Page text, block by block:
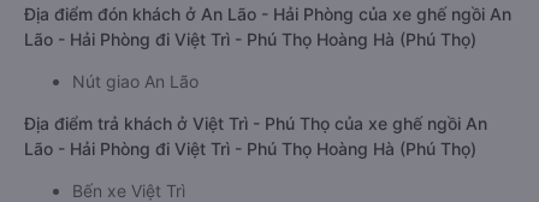
Địa điểm đón khách ở An Lão - Hải Phòng của xe ghế ngồi An
Lão - Hải Phòng đi Việt Trì - Phú Thọ Hoàng Hà (Phú Thọ)
Nút giao An Lão
Địa điểm trả khách ở Việt Trì - Phú Thọ của xe ghế ngồi An
Lão - Hải Phòng đi Việt Trì - Phú Thọ Hoàng Hà (Phú Thọ)
Bến xe Việt Trì